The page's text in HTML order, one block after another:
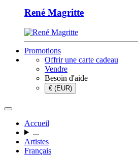
René Magritte
Promotions
Offrir une carte cadeau
Vendre
Besoin d'aide
€ (EUR)
Accueil
...
Artistes
Français